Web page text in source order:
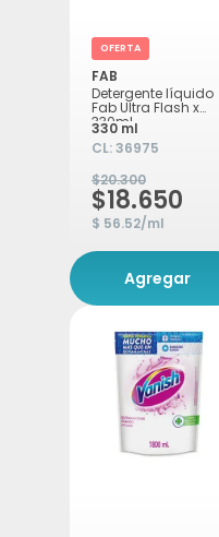
OFERTA
FAB
Detergente líquido
Fab Ultra Flash x
330ml
330 ml
CL:36975
$20.300
$18.650
$ 56.52/ml
Agregar